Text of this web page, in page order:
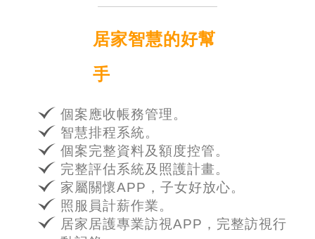
居家智慧的好幫
手
個案應收帳務管理。
智慧排程系統。
個案完整資料及額度控管。
完整評估系統及照護計畫。
家屬關懷APP，子女好放心。
照服員計薪作業。
居家居護專業訪視APP，完整訪視行